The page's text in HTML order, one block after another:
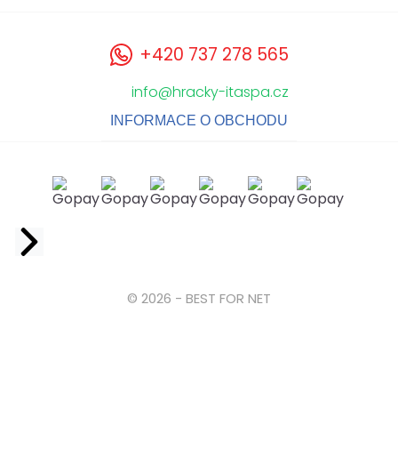
+420 737 278 565
info@hracky-itaspa.cz
INFORMACE O OBCHODU
© 2026 - BEST FOR NET